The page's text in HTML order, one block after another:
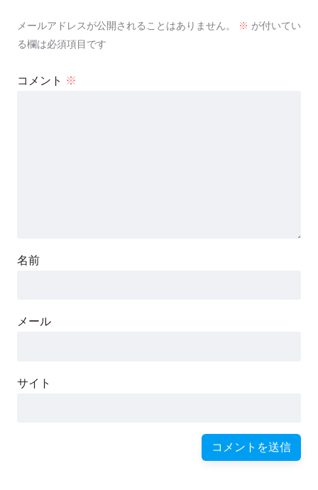
メールアドレスが公開されることはありません。 ※ が付いてい
る欄は必須項目です
コメント ※
名前
メール
サイト